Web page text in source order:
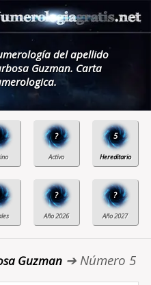
del apellido
Guzman. Carta
? 5
? ?
Guzman➔ Número 5